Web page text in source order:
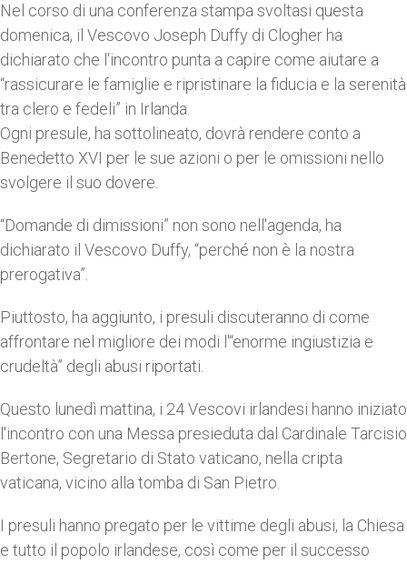
Nel corso di una conferenza stampa svoltasi questa
domenica, il Vescovo Joseph Duffy di Clogher ha
dichiarato che l'incontro punta a capire come aiutare a
“rassicurare le famiglie e ripristinare la fiducia e la serenità
tra clero e fedeli” in Irlanda.
Ogni presule, ha sottolineato, dovrà rendere conto a
Benedetto XVI per le sue azioni o per le omissioni nello
svolgere il suo dovere.
“Domande di dimissioni” non sono nell'agenda, ha
dichiarato il Vescovo Duffy, “perché non è la nostra
prerogativa”.
Piuttosto, ha aggiunto, i presuli discuteranno di come
affrontare nel migliore dei modi l'“enorme ingiustizia e
crudeltà” degli abusi riportati.
Questo lunedì mattina, i 24 Vescovi irlandesi hanno iniziato
l'incontro con una Messa presieduta dal Cardinale Tarcisio
Bertone, Segretario di Stato vaticano, nella cripta
vaticana, vicino alla tomba di San Pietro.
I presuli hanno pregato per le vittime degli abusi, la Chiesa
e tutto il popolo irlandese, così come per il successo